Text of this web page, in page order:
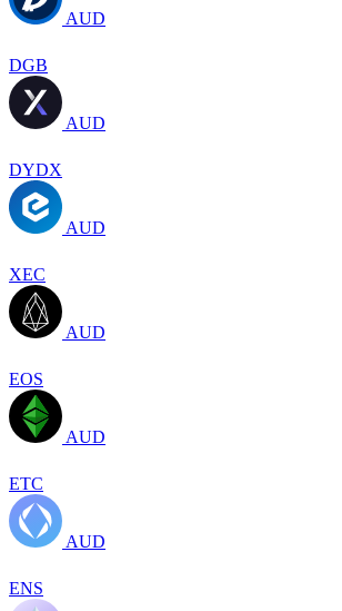
AUD
DGB
AUD
DYDX
AUD
XEC
AUD
EOS
AUD
ETC
AUD
ENS